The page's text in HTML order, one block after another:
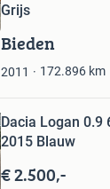
Grijs
Bieden
2011 172.896 km
Dacia Logan 0.9
2015 Blauw
€ 2.500,-